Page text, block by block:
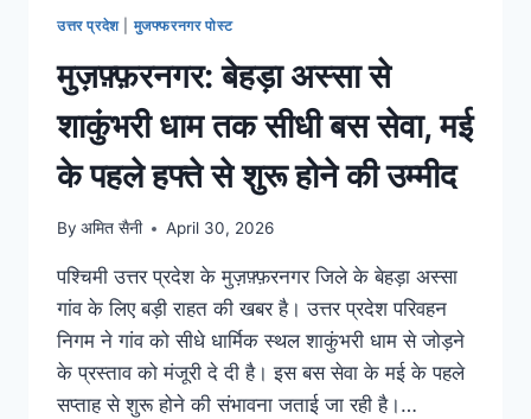
उत्तर प्रदेश| मुजफ्फरनगर पोस्ट
मुज़फ़्फ़रनगर: बेहड़ा अस्सा से
शाकुंभरी धाम तक सीधी बस सेवा, मई
के पहले हफ्ते से शुरू होने की उम्मीद
By अमित सैनी April 30, 2026
पश्चिमी उत्तर प्रदेश के मुज़फ़्फ़रनगर जिले के बेहड़ा अस्सा
गांव के लिए बड़ी राहत की खबर है। उत्तर प्रदेश परिवहन
निगम ने गांव को सीधे धार्मिक स्थल शाकुंभरी धाम से जोड़ने
के प्रस्ताव को मंजूरी दे दी है। इस बस सेवा के मई के पहले
सप्ताह से शुरू होने की संभावना जताई जा रही है।…